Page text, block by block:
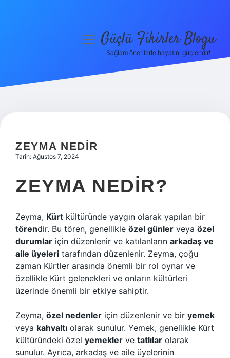
Hakkımızda
menüyüGüçlü Fikirler Blogu
Sağlam önerilerle hayatını güçlendir!
ZEYMA NEDIR
Tarih: Ağustos 7, 2024
ZEYMA NEDIR?
Zeyma, Kürt kültüründe yaygın olarak yapılan bir
törendir. Bu tören, genellikle özel günler veya özel
durumlar için düzenlenir ve katılanların arkadaş ve
aile üyeleri tarafından düzenlenir. Zeyma, çoğu
zaman Kürtler arasında önemli bir rol oynar ve
özellikle Kürt gelenekleri ve onların kültürleri
üzerinde önemli bir etkiye sahiptir.
Zeyma, özel nedenler için düzenlenir ve bir yemek
veya kahvaltı olarak sunulur. Yemek, genellikle Kürt
kültüründeki özel yemekler ve tatlılar olarak
sunulur. Ayrıca, arkadaş ve aile üyelerinin